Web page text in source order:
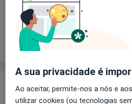
Solicite um
Experiência
Experiência
A sua privacidade é
Ao aceitar, permite-nos a nós e
utilizar cookies (ou tecnologias